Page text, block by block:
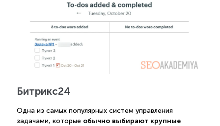
Битрикс24
Одна из самых популярных систем управления
задачами, которые обычно выбирают крупные